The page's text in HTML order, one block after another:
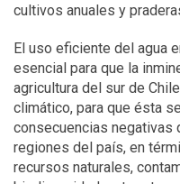
cultivos anuales y
El uso eficiente del agua
esencial para que la
agricultura del sur de
climático, para que ésta
consecuencias negativas
regiones del país, en
recursos naturales,